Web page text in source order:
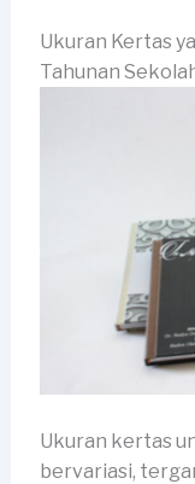
Ukuran Kertas
Tahunan
Ukuran kertas
bervariasi,